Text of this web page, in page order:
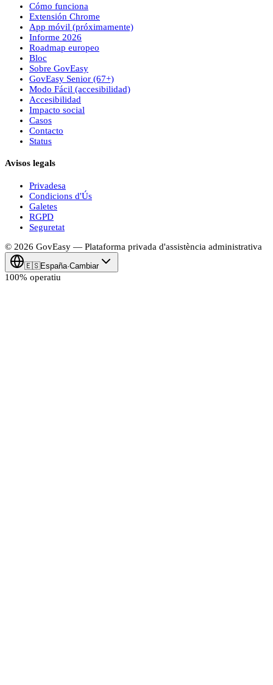
Cómo funciona
Extensión Chrome
App móvil (próximamente)
Informe 2026
Roadmap europeo
Bloc
Sobre GovEasy
GovEasy Senior (67+)
Modo Fácil (accesibilidad)
Accesibilidad
Impacto social
Casos
Contacto
Status
Avisos legals
Privadesa
Condicions d'Ús
Galetes
RGPD
Seguretat
© 2026 GovEasy — Plataforma privada d'assistència administrativa
🇪🇸España·Cambiar
100% operatiu